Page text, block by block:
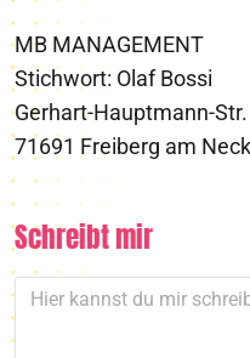
MB MANAGEMENT
Stichwort: Olaf Bossi
Gerhart-Hauptmann-
71691 Freiberg am
Schreibt mir